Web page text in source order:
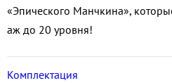
«Эпического Манчкина»,
аж до 20 уровня!
Комплектация